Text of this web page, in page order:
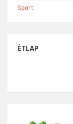
Sport
ÉTLAP